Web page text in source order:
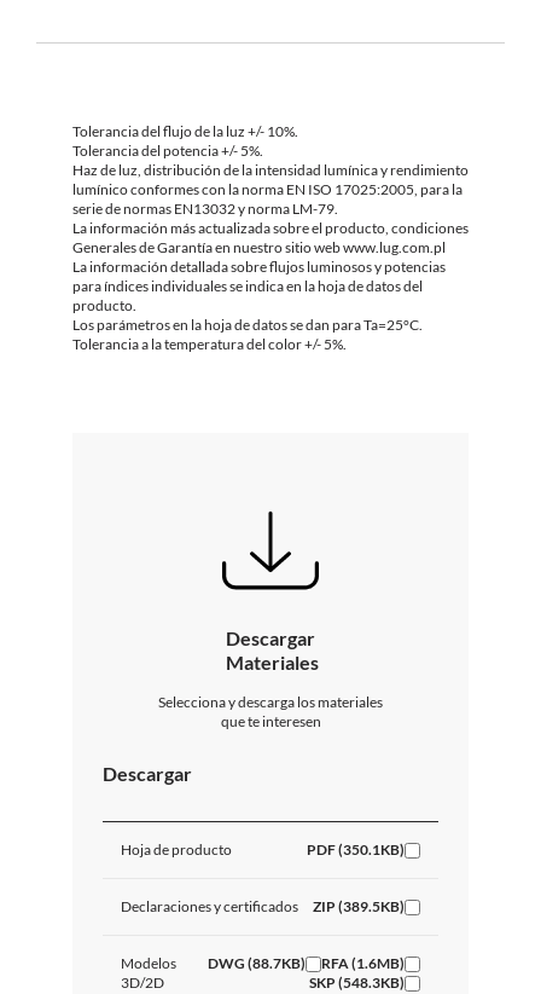
Tolerancia del flujo de la luz +/- 10%.
Tolerancia del potencia +/- 5%.
Haz de luz, distribución de la intensidad lumínica y rendimiento
lumínico conformes con la norma EN ISO 17025:2005, para la
serie de normas EN13032 y norma LM-79.
La información más actualizada sobre el producto, condiciones
Generales de Garantía en nuestro sitio web www.lug.com.pl
La información detallada sobre flujos luminosos y potencias
para índices individuales se indica en la hoja de datos del
producto.
Los parámetros en la hoja de datos se dan para Ta=25°C.
Tolerancia a la temperatura del color +/- 5%.
Descargar
Materiales
Selecciona y descarga los materiales
que te interesen
Descargar
Hoja de producto PDF (350.1KB)
Declaraciones y certificados ZIP (389.5KB)
Modelos
3D/2D
DWG (88.7KB)
RFA (1.6MB)
SKP (548.3KB)